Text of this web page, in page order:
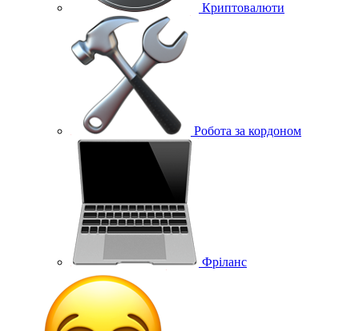
Криптовалюти
Робота за кордоном
Фріланс